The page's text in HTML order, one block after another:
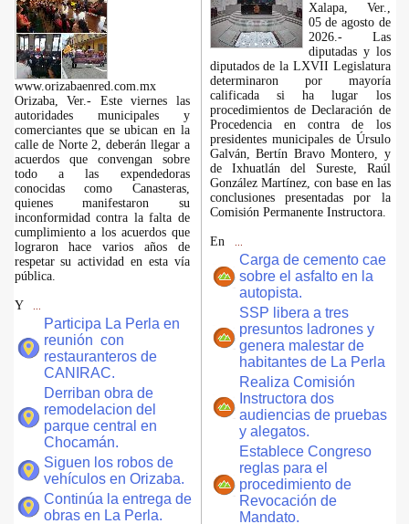
www.orizabaenred.com.mx
Orizaba, Ver.- Este viernes las
autoridades municipales y
comerciantes que se ubican en la
calle de Norte 2, deberán llegar a
acuerdos que convengan sobre
todo a las expendedoras
conocidas como Canasteras,
quienes manifestaron su
inconformidad contra la falta de
cumplimiento a los acuerdos que
lograron hace varios años de
respetar su actividad en esta vía
pública.
Y
Participa La Perla en
reunión con
restauranteros de
CANIRAC.
Derriban obra de
remodelacion del
parque central en
Chocamán.
Siguen los robos de
vehículos en Orizaba.
Continúa la entrega de
obras en La Perla.
Xalapa, Ver.,
05 de agosto de
2026.- Las
diputadas y los
diputados de la LXVII Legislatura
determinaron por mayoría
calificada si ha lugar los
procedimientos de Declaración de
Procedencia en contra de los
presidentes municipales de Úrsulo
Galván, Bertín Bravo Montero, y
de Ixhuatlán del Sureste, Raúl
González Martínez, con base en las
conclusiones presentadas por la
Comisión Permanente Instructora.
En
Carga de cemento cae
sobre el asfalto en la
autopista.
SSP libera a tres
presuntos ladrones y
genera malestar de
habitantes de La Perla
Realiza Comisión
Instructora dos
audiencias de pruebas
y alegatos.
Establece Congreso
reglas para el
procedimiento de
Revocación de
Mandato.